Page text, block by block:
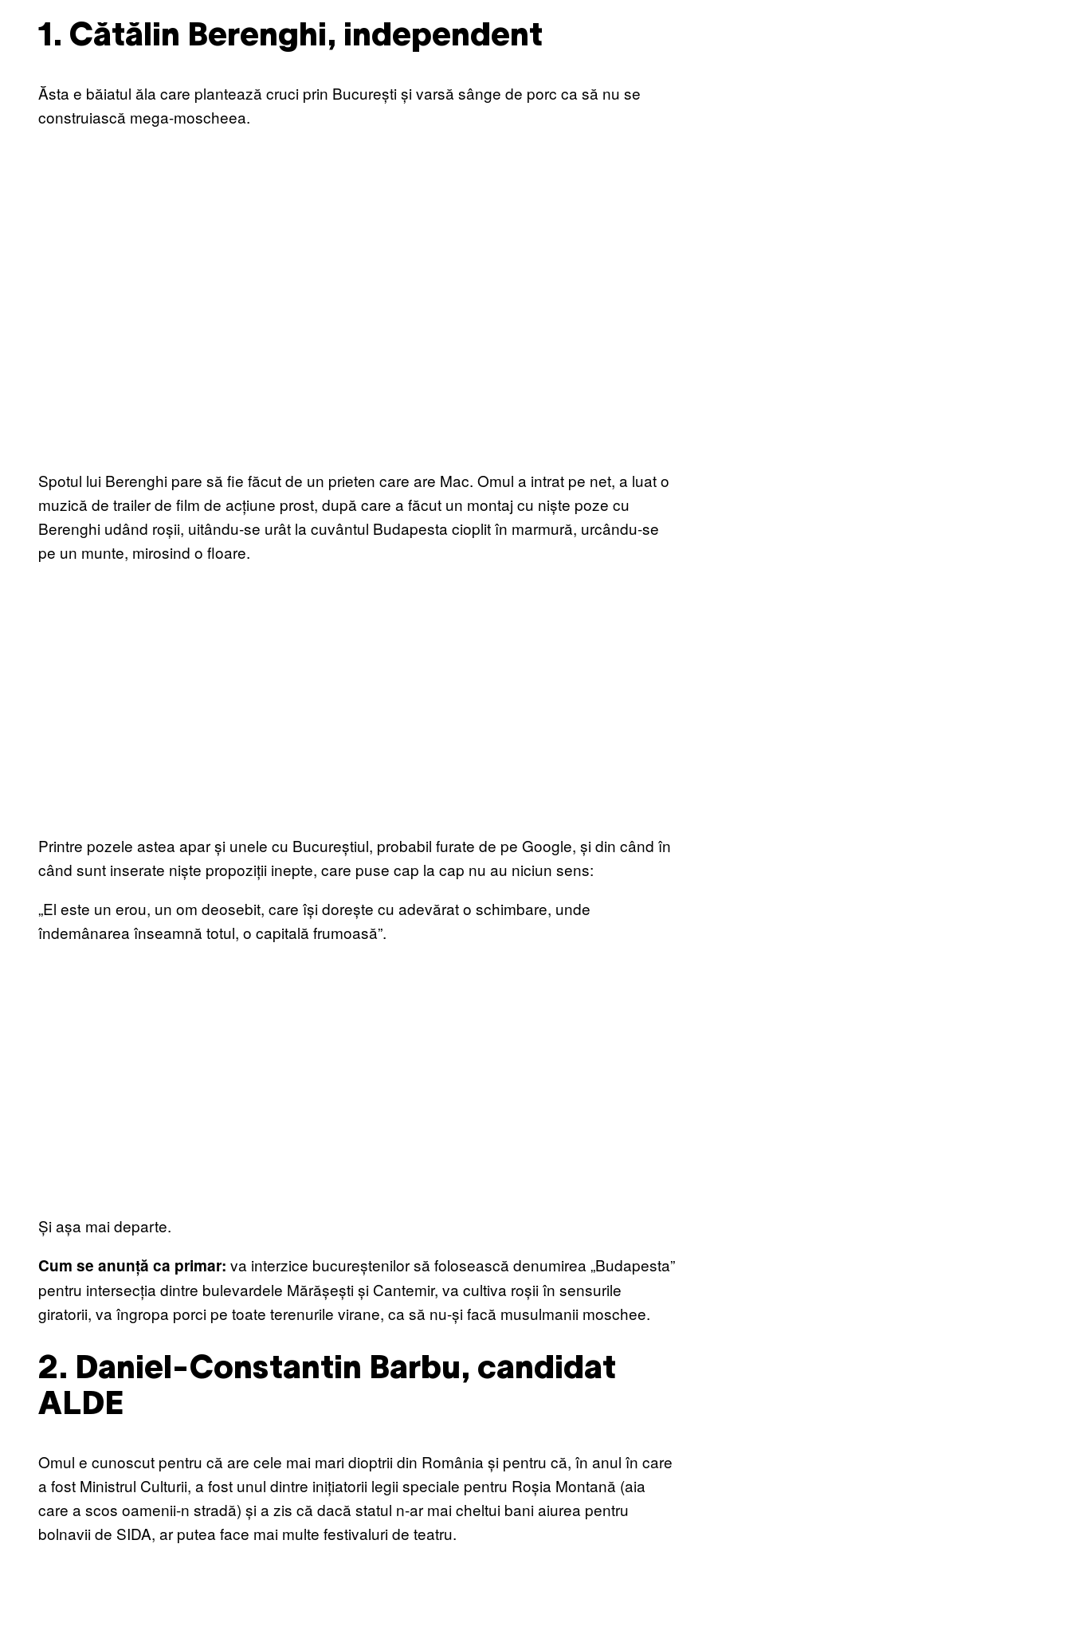
1. Cătălin Berenghi, independent
Ăsta e băiatul ăla care plantează cruci prin București și varsă sânge de porc ca să nu se
construiască mega-moscheea.
Spotul lui Berenghi pare să fie făcut de un prieten care are Mac. Omul a intrat pe net, a luat o
muzică de trailer de film de acțiune prost, după care a făcut un montaj cu niște poze cu
Berenghi udând roșii, uitându-se urât la cuvântul Budapesta cioplit în marmură, urcându-se
pe un munte, mirosind o floare.
Printre pozele astea apar și unele cu Bucureștiul, probabil furate de pe Google, și din când în
când sunt inserate niște propoziții inepte, care puse cap la cap nu au niciun sens:
„El este un erou, un om deosebit, care își dorește cu adevărat o schimbare, unde
îndemânarea înseamnă totul, o capitală frumoasă”.
Și așa mai departe.
Cum se anunță ca primar: va interzice bucureștenilor să folosească denumirea „Budapesta”
pentru intersecția dintre bulevardele Mărășești și Cantemir, va cultiva roșii în sensurile
giratorii, va îngropa porci pe toate terenurile virane, ca să nu-și facă musulmanii moschee.
2. Daniel-Constantin Barbu, candidat
ALDE
Omul e cunoscut pentru că are cele mai mari dioptrii din România și pentru că, în anul în care
a fost Ministrul Culturii, a fost unul dintre inițiatorii legii speciale pentru Roșia Montană (aia
care a scos oamenii-n stradă) și a zis că dacă statul n-ar mai cheltui bani aiurea pentru
bolnavii de SIDA, ar putea face mai multe festivaluri de teatru.